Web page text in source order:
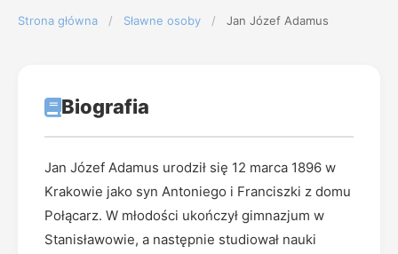
Strona główna / Sławne osoby / Jan Józef Adamus
Biografia
Jan Józef Adamus urodził się 12 marca 1896 w
Krakowie jako syn Antoniego i Franciszki z domu
Połącarz. W młodości ukończył gimnazjum w
Stanisławowie, a następnie studiował nauki